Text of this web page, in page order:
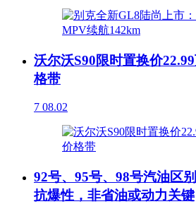
沃尔沃S90限时置换价
格带
7 08.02
92号、95号、98号汽油区
抗爆性，非省油或动力关键